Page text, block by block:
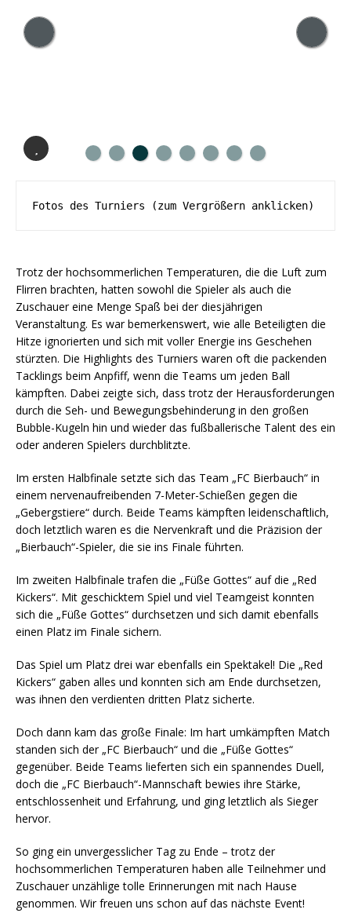
Fotos des Turniers (zum Vergrößern anklicken)
Trotz der hochsommerlichen Temperaturen, die die Luft zum
Flirren brachten, hatten sowohl die Spieler als auch die
Zuschauer eine Menge Spaß bei der diesjährigen
Veranstaltung. Es war bemerkenswert, wie alle Beteiligten die
Hitze ignorierten und sich mit voller Energie ins Geschehen
stürzten. Die Highlights des Turniers waren oft die packenden
Tacklings beim Anpfiff, wenn die Teams um jeden Ball
kämpften. Dabei zeigte sich, dass trotz der Herausforderungen
durch die Seh- und Bewegungsbehinderung in den großen
Bubble-Kugeln hin und wieder das fußballerische Talent des ein
oder anderen Spielers durchblitzte.
Im ersten Halbfinale setzte sich das Team „FC Bierbauch“ in
einem nervenaufreibenden 7-Meter-Schießen gegen die
„Gebergstiere“ durch. Beide Teams kämpften leidenschaftlich,
doch letztlich waren es die Nervenkraft und die Präzision der
„Bierbauch“-Spieler, die sie ins Finale führten.
Im zweiten Halbfinale trafen die „Füße Gottes“ auf die „Red
Kickers“. Mit geschicktem Spiel und viel Teamgeist konnten
sich die „Füße Gottes“ durchsetzen und sich damit ebenfalls
einen Platz im Finale sichern.
Das Spiel um Platz drei war ebenfalls ein Spektakel! Die „Red
Kickers“ gaben alles und konnten sich am Ende durchsetzen,
was ihnen den verdienten dritten Platz sicherte.
Doch dann kam das große Finale: Im hart umkämpften Match
standen sich der „FC Bierbauch“ und die „Füße Gottes“
gegenüber. Beide Teams lieferten sich ein spannendes Duell,
doch die „FC Bierbauch“-Mannschaft bewies ihre Stärke,
entschlossenheit und Erfahrung, und ging letztlich als Sieger
hervor.
So ging ein unvergesslicher Tag zu Ende – trotz der
hochsommerlichen Temperaturen haben alle Teilnehmer und
Zuschauer unzählige tolle Erinnerungen mit nach Hause
genommen. Wir freuen uns schon auf das nächste Event!